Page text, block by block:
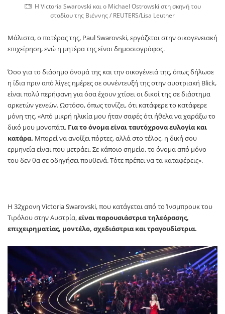
Η Victoria Swarovski και ο Michael Ostrowski στη σκηνή του
σταδίου της Βιέννης / REUTERS/Lisa Leutner
Μάλιστα, ο πατέρας της, Paul Swarovski, εργάζεται στην οικογενειακή
επιχείρηση, ενώ η μητέρα της είναι δημοσιογράφος.
Όσο για το διάσημο όνομά της και την οικογένειά της, όπως δήλωσε
η ίδια πριν από λίγες ημέρες σε συνέντευξή της στην αυστριακή Blick,
είναι πολύ περήφανη για όσα έχουν χτίσει οι δικοί της σε διάστημα
αρκετών γενεών. Ωστόσο, όπως τονίζει, ότι κατάφερε το κατάφερε
μόνη της. «Από μικρή ηλικία μου ήταν σαφές ότι ήθελα να χαράξω το
δικό μου μονοπάτι. Για το όνομα είναι ταυτόχρονα ευλογία και
κατάρα. Μπορεί να ανοίξει πόρτες, αλλά στο τέλος, η δική σου
ερμηνεία είναι που μετράει. Σε κάποιο σημείο, το όνομα από μόνο
του δεν θα σε οδηγήσει πουθενά. Τότε πρέπει να τα καταφέρεις».
Η 32χρονη Victoria Swarovski, που κατάγεται από το Ίνσμπρουκ του
Τιρόλου στην Αυστρία,είναι παρουσιάστρια τηλεόρασης,
επιχειρηματίας, μοντέλο, σχεδιάστρια και τραγουδίστρια.